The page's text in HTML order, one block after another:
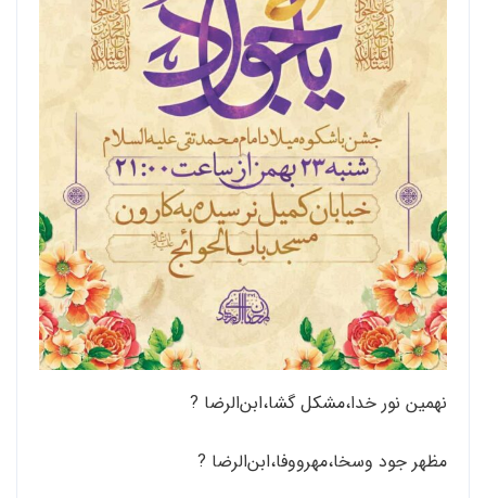
نهمین نور خدا،مشکل گشا،ابن‌الرضا‌ ?
مظهر جود‌ وسخا،مهرووفا،ابن‌الرضا ?